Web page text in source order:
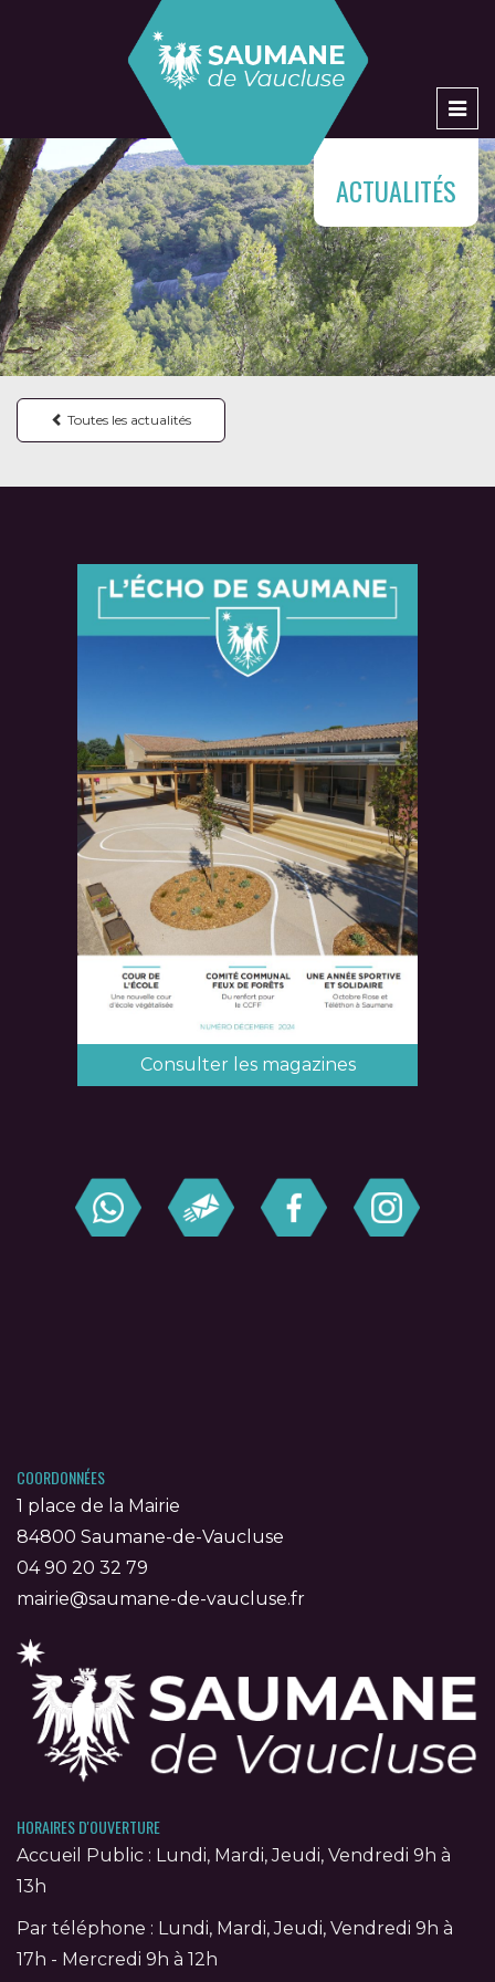
ACTUALITÉS
Toutes les actualités
Consulter les magazines
COORDONNÉES
1 place de la Mairie
84800 Saumane-de-Vaucluse
04 90 20 32 79
mairie@saumane-de-vaucluse.fr
HORAIRES D'OUVERTURE
Accueil Public : Lundi, Mardi, Jeudi, Vendredi 9h à
13h
Par téléphone : Lundi, Mardi, Jeudi, Vendredi 9h à
17h - Mercredi 9h à 12h